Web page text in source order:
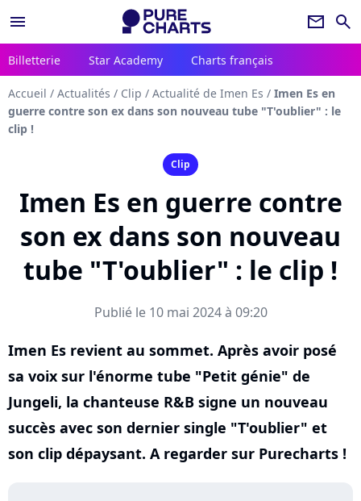
menu newsletter search
Billetterie Star Academy Charts français
Accueil / Actualités / Clip / Actualité de Imen Es / Imen Es en
guerre contre son ex dans son nouveau tube "T'oublier" : le
clip !
Clip
Imen Es en guerre contre
son ex dans son nouveau
tube "T'oublier" : le clip !
Publié le 10 mai 2024 à 09:20
Imen Es revient au sommet. Après avoir posé
sa voix sur l'énorme tube "Petit génie" de
Jungeli, la chanteuse R&B signe un nouveau
succès avec son dernier single "T'oublier" et
son clip dépaysant. A regarder sur Purecharts !